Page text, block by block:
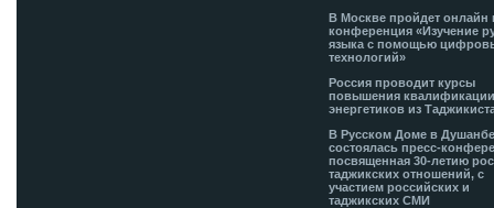
В Москве пройдет онлайн
конференция «Изучение
языка с помощью
технологий»
Россия проводит курсы
повышения
энергетиков из
В Русском Доме в
состоялась пресс-
посвященная 30-летию
таджикских отношений, с
участием российских и
таджикских СМИ